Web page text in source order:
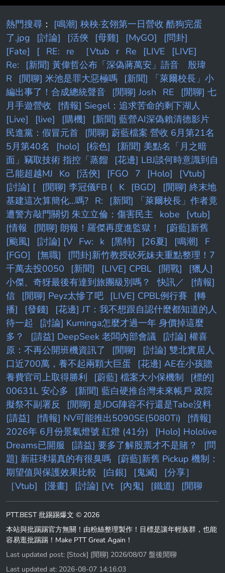
熱門搜尋 ： [鳴潮] 秧秧·玄翎第一日營收 酷狗完蛋
了.jpg
[討論] [活俠 [母雞] [MyGO]
[問卦]
[Fate]
[ RE: re ［Vtub r Re [LIVE
[LIVE]
Re:
[新聞] 黃偉哲公布「深偽蔣萬安」語音 殷瑋
R
[閒聊] 米池是罪大惡極嗎
[新聞] 「萊爾校長」小
編出事了！合成總統聲音
[閒聊] Josh RE
[閒聊] 七
月手遊營收
[情報] Siegel：追求苦命的剩下湖人
[Live]
[live] [購機]
[新聞] 藍營AI深偽賴清德影片
民進黨：假冒元首
[閒聊] 蔚藍檔案 營收 6月第21名
5月第40名
[holo] [棕色]
[新聞] 美點名「月之暗
面」竊取技術 指控「蒸餾
[花邊] LBJ談何時意識到自
己能超越MJ
Ko [活俠] [FGO 7 [Holo]
[Vtub]
[討論] [
[閒聊] 李冠儀FB ( K [BGD]
[閒聊] 終末地
基建這次算簡化...嗎? R:
[新聞] 「萊爾校長」作者竟
遭警方敲門關切 朱立立倫：傷害民主 kobe
[vtub]
[情報
[閒聊] 朗報！羅傑再度進監獄！
[蔚藍]新舊
[颱風]
[討論] [V Fw: k [黑特] [26夏] [鳴潮]
F
[FGO]
[無職]
[問卦]新竹教授砍死妹夫重點整理！7
千萬去投0050
[新聞] [LIVE] CPBL [開戰]
[獵人]
小傑、奇犽最後有達到旅團級別嗎？
快訊／
[情報]
信
[閒聊] Peyz太慘了吧 [LIVE] CPBL例行賽
[轉
播]
[發錢]
[花邊] JT：我不想跟自認什麼都知道的人
待一起
[討論] Kuminga怎麼才過一年 身價掉這麼
多？
[請益] DeepSeek 老闆內部會議
[討論] 權喜
原：不再公開班機資訊了
[閒聊]
[討論] 雙北實居人
口近700萬，養不起兩顆大巨蛋
[花邊] AE在小孩贍
養費官司上取得勝利
[蔚藍] 檔案大小保機制
[標的]
00631L 安心多
[新聞] 藍白硬推台灣未來帳戶 政院
擬祭不副署反
[閒聊] 是JDG陣容不行還是Tabe沒料
[請益]
[情報] NV可能推出5090SE(5080Ti)
[情報]
2026年 6月份景氣燈號 紅燈 (41分)
[Holo] Hololive
Dreams已開服
[請益] 要多了解股票才不是賭？
[問
題] 新莊球場真的有很臭嗎
[蔚藍]新舊 Pickup 機制：
期望值與保護效果比較
[白銀] [鬼滅]
[分享］
［Vtub]
[漫畫] [討論] [Vt [內鬼] [鐵道] [閒聊
PTT.BEST 批踢踢爆文 © 2026
本站與批踢踢官方無關！由粉絲整理製作！目標是讓年輕族群，也能
容易逛批踢踢！Make PTT Great Again！
Last updated post: [Stock] [閒聊] 2026/08/07 盤後閒聊
Last updated at: 2026-08-07 14:16:03